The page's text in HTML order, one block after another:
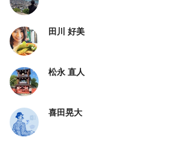
田川 好美
松永 直人
喜田晃大